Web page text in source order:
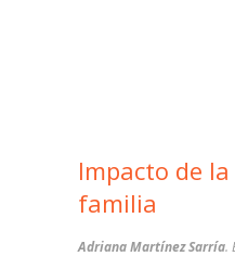
Impacto de
familia
Adriana Martínez Sarría.